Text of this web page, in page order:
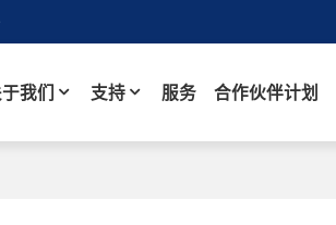
我们 支持 服务 合作伙伴计划